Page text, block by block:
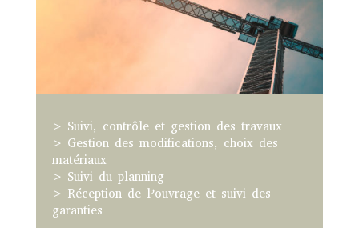
> Suivi, contrôle et gestion des travaux
> Gestion des modifications, choix des
matériaux
> Suivi du planning
> Réception de l’ouvrage et suivi des
garanties